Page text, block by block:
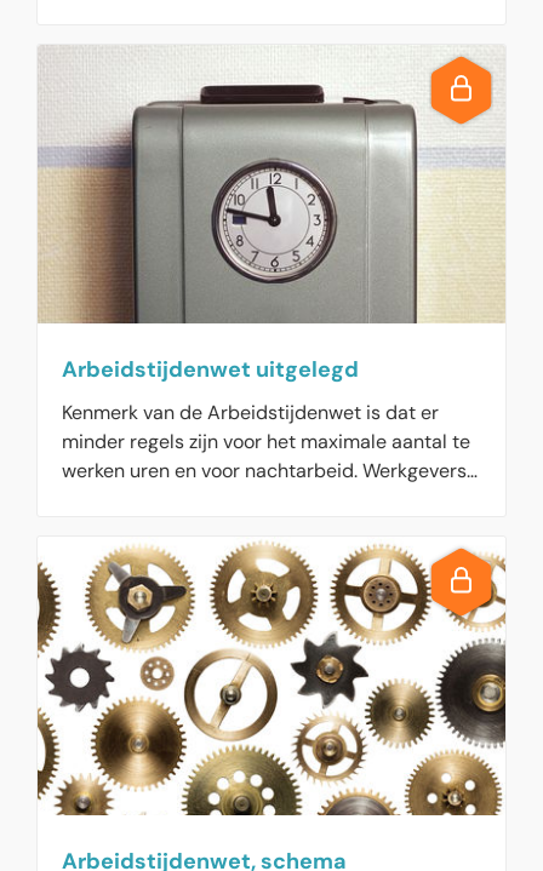
Arbeidstijdenwet uitgelegd
Kenmerk van de Arbeidstijdenwet is dat er
minder regels zijn voor het maximale aantal te
werken uren en voor nachtarbeid. Werkgevers
laatste jaren is de Nadere regeling
kinderarbeid aangepast voor een verbod op
het rondbrengen van maaltijden en
boodschappen door kinderen.
Arbeidstijdenwet, schema